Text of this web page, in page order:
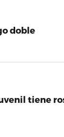
doble
tiene